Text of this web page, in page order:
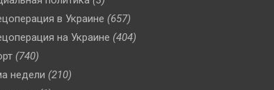
в Украине (657)
на Украине (404)
(740)
недели (210)